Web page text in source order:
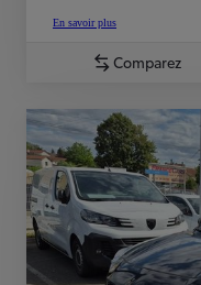
En savoir plus
Comparez